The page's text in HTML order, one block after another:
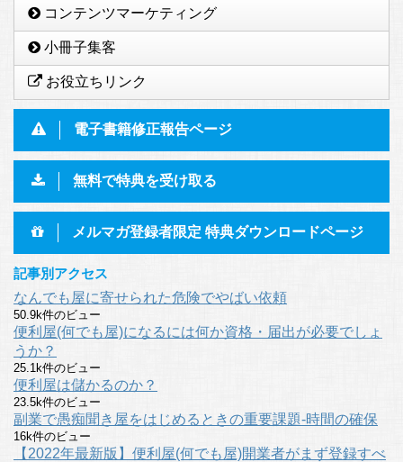
コンテンツマーケティング
小冊子集客
お役立ちリンク
電子書籍修正報告ページ
無料で特典を受け取る
メルマガ登録者限定 特典ダウンロードページ
記事別アクセス
なんでも屋に寄せられた危険でやばい依頼
50.9k件のビュー
便利屋(何でも屋)になるには何か資格・届出が必要でしょ
うか？
25.1k件のビュー
便利屋は儲かるのか？
23.5k件のビュー
副業で愚痴聞き屋をはじめるときの重要課題-時間の確保
16k件のビュー
【2022年最新版】便利屋(何でも屋)開業者がまず登録すべ